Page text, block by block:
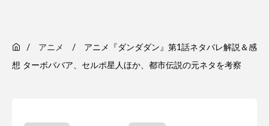
アニメ アニメ『ダンダダン』第1話ネタバレ解説＆感
想 ターボババア、セルポ星人ほか、都市伝説の元ネタを考察